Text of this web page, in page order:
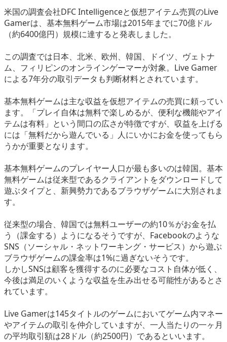
eスポーツ
米国の調査会社DFC Intelligenceと仮想アイテム売買のLive
Gamerは、基本無料ゲーム市場は2015年までに70億ドル
（約6400億円）規模に達すると発表しました。
この調査では日本、北米、欧州、韓国、ドイツ、ヴェトナ
ム、フィリピンのオンラインゲーマーが対象。Live Gamer
による7年分の取引データも判断材料とされています。
基本無料ゲームは主な収益を仮想アイテムの売買に頼ってい
ます。「プレイ自体は無料で楽しめるが、便利な機能やアイ
テムは有料」という間口の広さが特徴ですが、収益を上げる
には「無料だから遊んでいる」人にいかにお金を使ってもら
うかが重要となります。
基本無料ゲームのプレイヤー人口が最も多いのは韓国。基本
無料ゲームは従来型であるクライアントをダウンロードして
遊ぶタイプと、新興勢力であるブラウザゲームに大別されま
す。
従来型の場合、韓国では無料ユーザーの約10％がお金を払
う（課金する）ようになるそうですが、Facebookのような
SNS（ソーシャル・ネットワーキング・サービス）から遊ぶ
ブラウザゲームの課金率は1%に過ぎないそうです。
しかしSNSは顧客を獲得するのに必要なコスト自体が低く、
今後は満足のいくような収益を生み出せる可能性があるとさ
れています。
Live Gamerは145タイトルのゲームにおいてゲーム内マネー
やアイテムの取引を仲介していますが、一人当たりの一ヶ月
の平均取引額は28ドル（約2500円）であるといいます。